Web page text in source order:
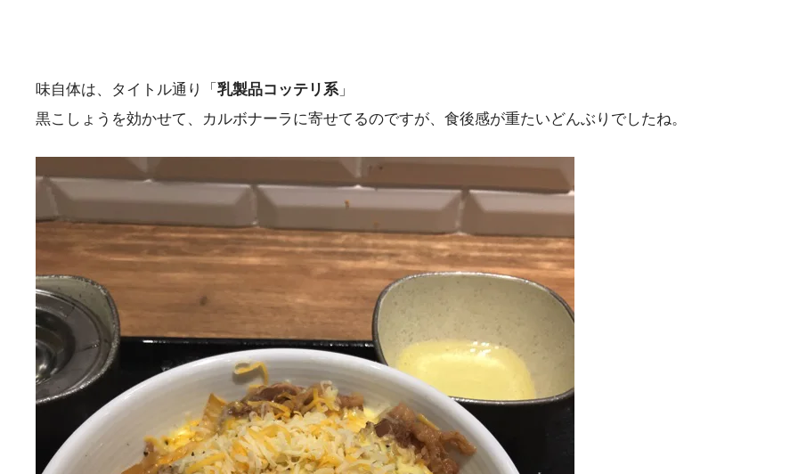
味自体は、タイトル通り「 乳製品コッテリ系」
黒こしょうを効かせて、カルボナーラに寄せてるのですが、食後感が重たいどんぶりでしたね。